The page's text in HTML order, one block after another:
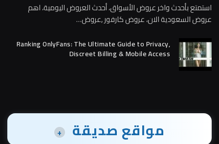
استمتع بأحدث واخر عروض الأسواق، أحدث العروض اليومية، اهم
عروض السعودية الان، عروض كارفور ,عروض…
Ranking OnlyFans: The Ultimate Guide to Privacy,
Discreet Billing & Mobile Access
مواقع صديقة +